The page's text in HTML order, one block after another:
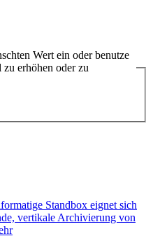
Wert ein oder benutze
erhöhen oder zu
Standbox eignet sich
vertikale Archivierung von